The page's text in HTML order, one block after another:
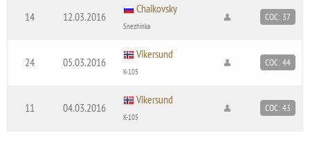
14 12.03.2016
Chaikovsky
Snezhinka
COC: 37
24 05.03.2016
Vikersund
K-105
COC: 44
11 04.03.2016
Vikersund
K-105
COC: 43